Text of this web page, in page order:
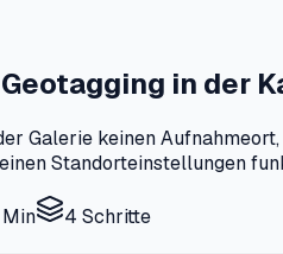
in der
Galerie keinen
Standorteinstellungen
4 Schritte